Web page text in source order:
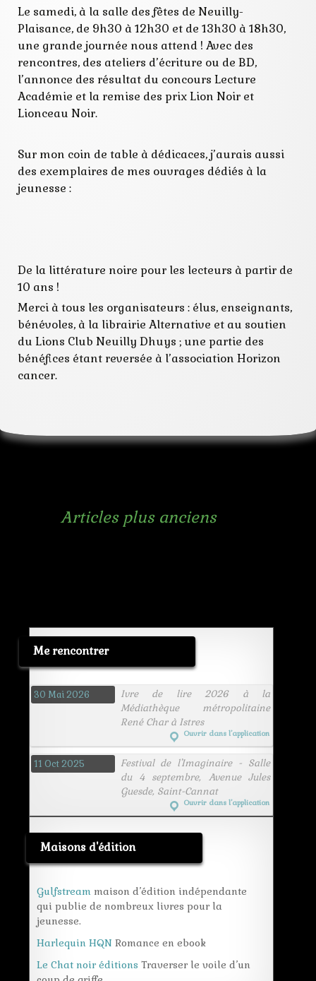
Le samedi, à la salle des fêtes de Neuilly-
Plaisance, de 9h30 à 12h30 et de 13h30 à 18h30,
une grande journée nous attend ! Avec des
rencontres, des ateliers d’écriture ou de BD,
l’annonce des résultat du concours Lecture
Académie et la remise des prix Lion Noir et
Lionceau Noir.
Sur mon coin de table à dédicaces, j’aurais aussi
des exemplaires de mes ouvrages dédiés à la
jeunesse :
De la littérature noire pour les lecteurs à partir de
10 ans !
Merci à tous les organisateurs : élus, enseignants,
bénévoles, à la librairie Alternative et au soutien
du Lions Club Neuilly Dhuys ; une partie des
bénéfices étant reversée à l’association Horizon
cancer.
Articles plus anciens
Me rencontrer
30 Mai 2026
Ivre de lire 2026 à la
Médiathèque métropolitaine
René Char à Istres
Ouvrir dans l’application
11 Oct 2025
Festival de l'Imaginaire - Salle
du 4 septembre, Avenue Jules
Guesde, Saint-Cannat
Ouvrir dans l’application
Maisons d'édition
Gulfstream maison d’édition indépendante
qui publie de nombreux livres pour la
jeunesse.
Harlequin HQN Romance en ebook
Le Chat noir éditions Traverser le voile d’un